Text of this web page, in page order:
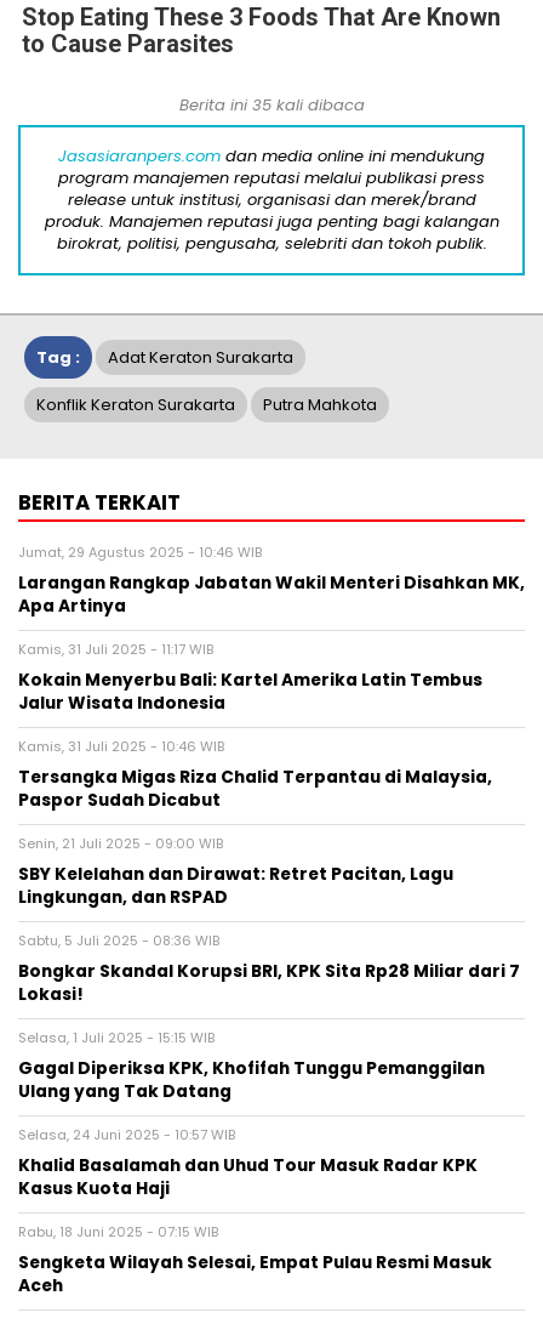
Stop Eating These 3 Foods That Are Known
to Cause Parasites
Berita ini 35 kali dibaca
Jasasiaranpers.com dan media online ini mendukung
program manajemen reputasi melalui publikasi press
release untuk institusi, organisasi dan merek/brand
produk. Manajemen reputasi juga penting bagi kalangan
birokrat, politisi, pengusaha, selebriti dan tokoh publik.
Tag : Adat Keraton Surakarta
Konflik Keraton Surakarta Putra Mahkota
BERITA TERKAIT
Jumat, 29 Agustus 2025 - 10:46 WIB
Larangan Rangkap Jabatan Wakil Menteri Disahkan MK,
Apa Artinya
Kamis, 31 Juli 2025 - 11:17 WIB
Kokain Menyerbu Bali: Kartel Amerika Latin Tembus
Jalur Wisata Indonesia
Kamis, 31 Juli 2025 - 10:46 WIB
Tersangka Migas Riza Chalid Terpantau di Malaysia,
Paspor Sudah Dicabut
Senin, 21 Juli 2025 - 09:00 WIB
SBY Kelelahan dan Dirawat: Retret Pacitan, Lagu
Lingkungan, dan RSPAD
Sabtu, 5 Juli 2025 - 08:36 WIB
Bongkar Skandal Korupsi BRI, KPK Sita Rp28 Miliar dari 7
Lokasi!
Selasa, 1 Juli 2025 - 15:15 WIB
Gagal Diperiksa KPK, Khofifah Tunggu Pemanggilan
Ulang yang Tak Datang
Selasa, 24 Juni 2025 - 10:57 WIB
Khalid Basalamah dan Uhud Tour Masuk Radar KPK
Kasus Kuota Haji
Rabu, 18 Juni 2025 - 07:15 WIB
Sengketa Wilayah Selesai, Empat Pulau Resmi Masuk
Aceh